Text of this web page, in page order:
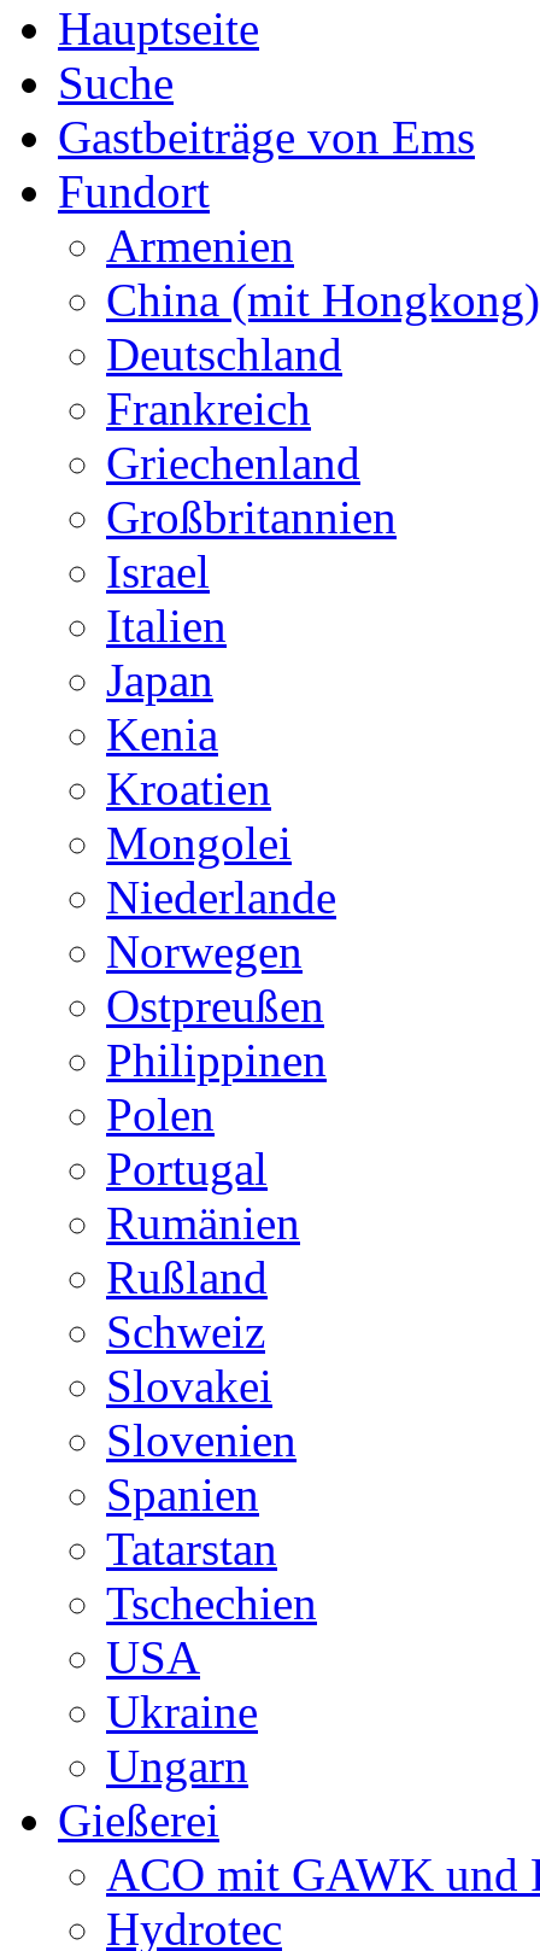
Hauptseite
Suche
Gastbeiträge von Ems
Fundort
Armenien
China (mit Hongkong)
Deutschland
Frankreich
Griechenland
Großbritannien
Israel
Italien
Japan
Kenia
Kroatien
Mongolei
Niederlande
Norwegen
Ostpreußen
Philippinen
Polen
Portugal
Rumänien
Rußland
Schweiz
Slovakei
Slovenien
Spanien
Tatarstan
Tschechien
USA
Ukraine
Ungarn
Gießerei
ACO mit GAWK und
Hydrotec